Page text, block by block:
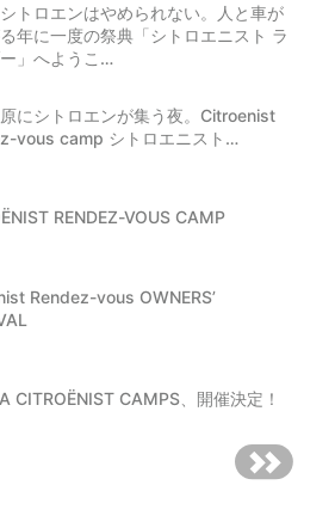
トロエンはやめられない。人と車が
年に一度の祭典「シトロエニスト ラ
」へようこ…
にシトロエンが集う夜。Citroenist
vous camp シトロエニスト…
RENDEZ-VOUS CAMP
Rendez-vous OWNERS’
CITROËNIST CAMPS、開催決定！